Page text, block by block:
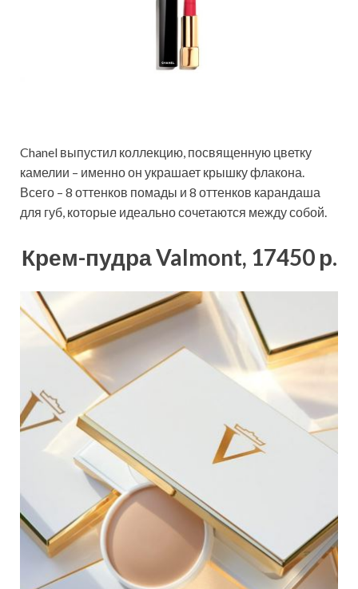
Chanel выпустил коллекцию, посвященную цветку
камелии – именно он украшает крышку флакона.
Всего – 8 оттенков помады и 8 оттенков карандаша
для губ, которые идеально сочетаются между собой.
Крем-пудра Valmont, 17450 р.